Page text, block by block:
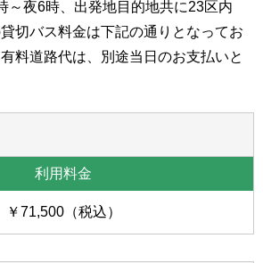
～夜6時、出発地目的地共に23区内
切バス料金は下記の通りとなってお
料道路代は、別途当日のお支払いと
￥71,500（税込）